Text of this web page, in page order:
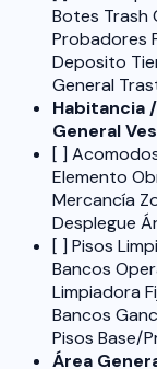
Botes Trash
Probadores
Deposito
General
Habitancia
General
[ ]
Elemento
Mercancía
Desplegue
[ ] Pisos
Bancos
Limpiadora
Bancos
Pisos Base/
Área